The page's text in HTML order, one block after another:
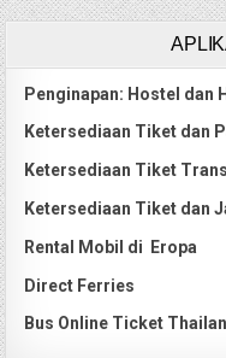
Penginapan: Hostel dan
Ketersediaan Tiket dan
Ketersediaan Tiket
Ketersediaan Tiket dan
Rental Mobil di Eropa
Direct Ferries
Bus Online Ticket